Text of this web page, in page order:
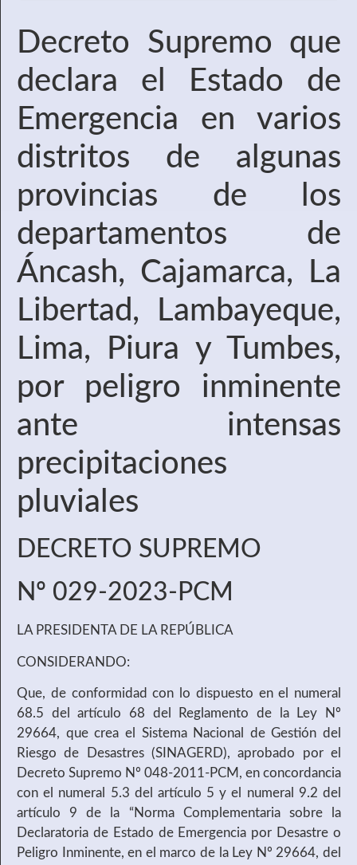
Decreto Supremo que
declara el Estado de
Emergencia en varios
distritos de algunas
provincias de los
departamentos de
Áncash, Cajamarca, La
Libertad, Lambayeque,
Lima, Piura y Tumbes,
por peligro inminente
ante intensas
precipitaciones
pluviales
DECRETO SUPREMO
Nº 029-2023-PCM
LA PRESIDENTA DE LA REPÚBLICA
CONSIDERANDO:
Que, de conformidad con lo dispuesto en el numeral
68.5 del artículo 68 del Reglamento de la Ley Nº
29664, que crea el Sistema Nacional de Gestión del
Riesgo de Desastres (SINAGERD), aprobado por el
Decreto Supremo Nº 048-2011-PCM, en concordancia
con el numeral 5.3 del artículo 5 y el numeral 9.2 del
artículo 9 de la “Norma Complementaria sobre la
Declaratoria de Estado de Emergencia por Desastre o
Peligro Inminente, en el marco de la Ley Nº 29664, del